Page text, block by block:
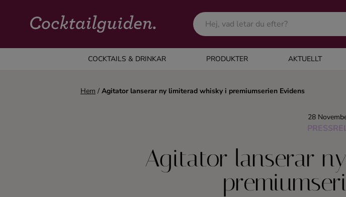
COCKTAILS & DRINKAR PRODUKTER AKTUELLT
COCKTAILS & DRINKAR
Alla cocktails & drinkar
Hem / Agitator lanserar ny limiterad whisky i premiumserien Evidens
28
Agitator lanserar